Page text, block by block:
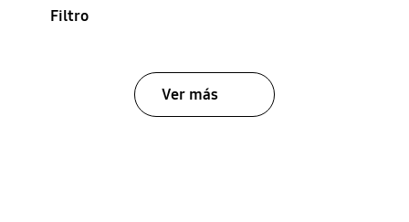
Filtro
Ver más